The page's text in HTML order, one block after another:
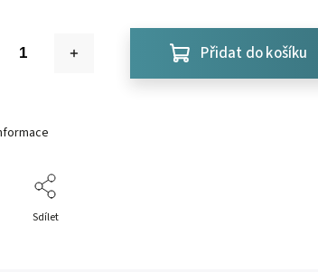
Přidat do košíku
Sdílet